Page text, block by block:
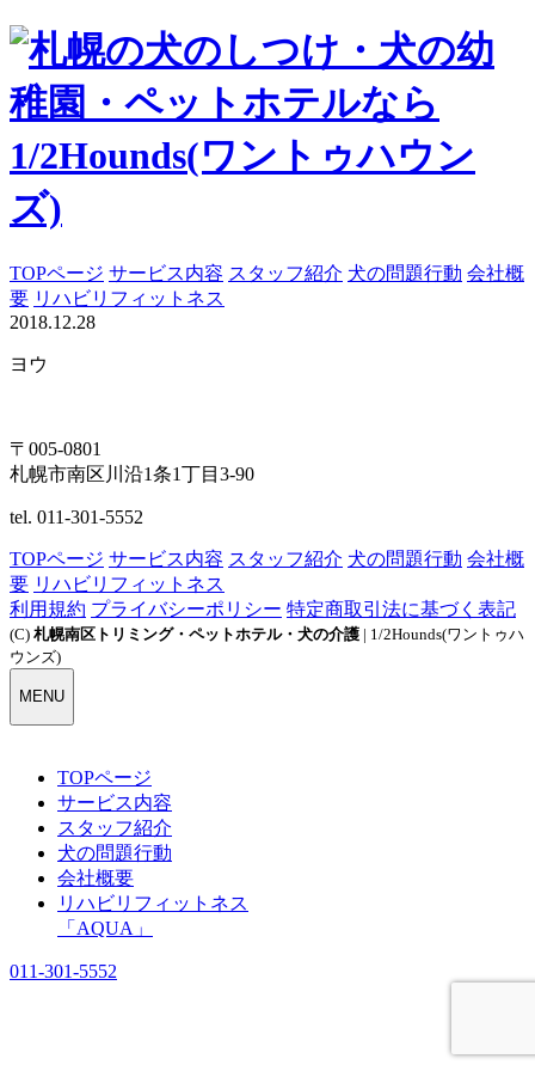
TOPページ サービス内容 スタッフ紹介 犬の問題行動 会社概
要 リハビリフィットネス
2018.12.28
ヨウ
〒005-0801
札幌市南区川沿1条1丁目3-90
tel. 011-301-5552
TOPページ サービス内容 スタッフ紹介 犬の問題行動 会社概
要 リハビリフィットネス
利用規約 プライバシーポリシー 特定商取引法に基づく表記
(C) 札幌南区トリミング・ペットホテル・犬の介護 | 1/2Hounds(ワントゥハ
ウンズ)
MENU
TOPページ
サービス内容
スタッフ紹介
犬の問題行動
会社概要
リハビリフィットネス
「AQUA」
011-301-5552